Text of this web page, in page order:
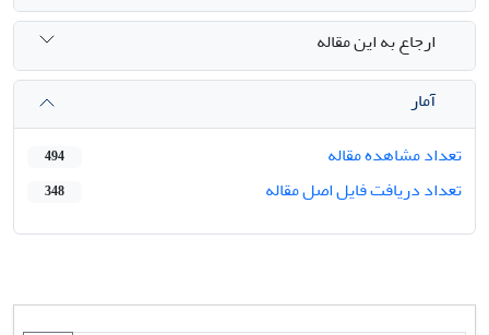
ارجاع به این مقاله
آمار
تعداد مشاهده مقاله
494
تعداد دریافت فایل اصل مقاله 348